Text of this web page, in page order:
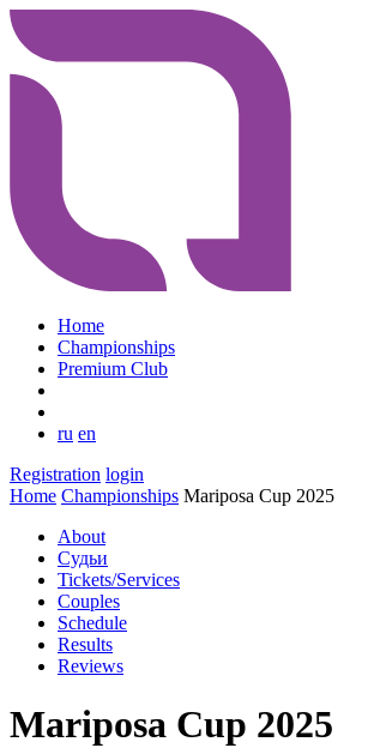
Home
Championships
Premium Club
ru en
Registration login
Home Championships Mariposa Cup 2025
About
Судьи
Tickets/Services
Couples
Schedule
Results
Reviews
Mariposa Cup 2025